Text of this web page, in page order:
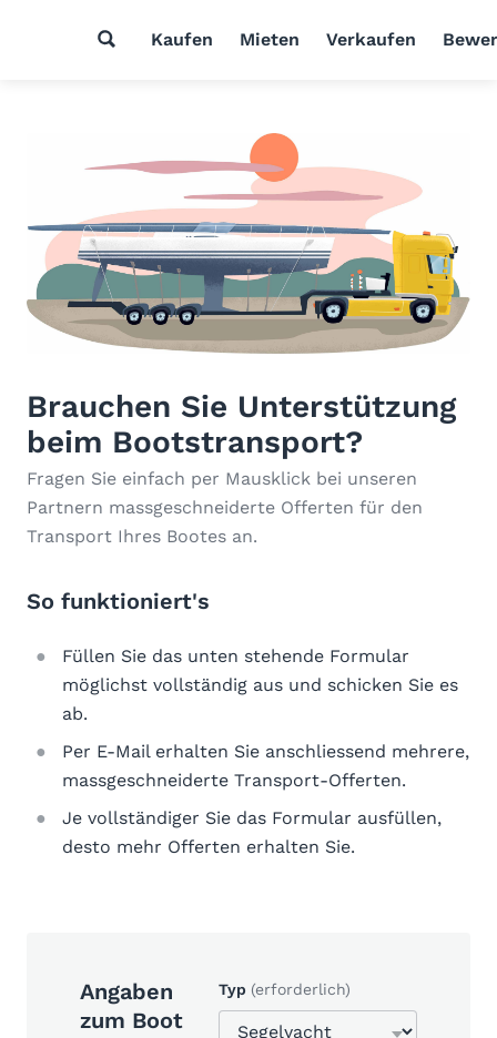
Kaufen Mieten Verkaufen
Brauchen Sie Unterstützung
beim Bootstransport?
Fragen Sie einfach per Mausklick bei unseren
Partnern massgeschneiderte Offerten für den
Transport Ihres Bootes an.
So funktioniert's
Füllen Sie das unten stehende Formular
möglichst vollständig aus und schicken Sie es
ab.
Per E-Mail erhalten Sie anschliessend mehrere,
massgeschneiderte Transport-Offerten.
Je vollständiger Sie das Formular ausfüllen,
desto mehr Offerten erhalten Sie.
Angaben
zum Boot
Typ (erforderlich)